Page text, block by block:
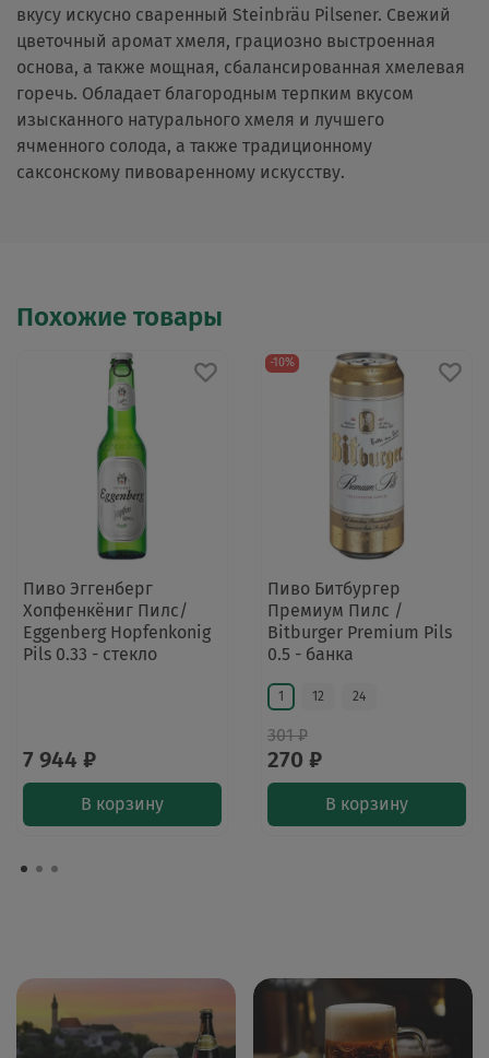
вкусу искусно сваренный Steinbräu Pilsener. Свежий
цветочный аромат хмеля, грациозно выстроенная
основа, а также мощная, сбалансированная хмелевая
горечь. Обладает благородным терпким вкусом
изысканного натурального хмеля и лучшего
ячменного солода, а также традиционному
саксонскому пивоваренному искусству.
Похожие товары
Пиво Эггенберг
Хопфенкёниг Пилс/
Eggenberg Hopfenkonig
Pils 0.33 - стекло
7 944 ₽
В корзину
-10%
Пиво Битбургер
Премиум Пилс /
Bitburger Premium Pils
0.5 - банка
1 12 24
301 ₽
270 ₽
В корзину